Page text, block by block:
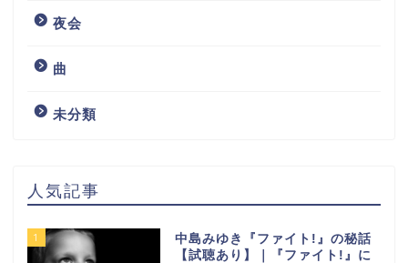
夜会
曲
未分類
人気記事
1
中島みゆき『ファイト!』の秘話
【試聴あり】｜『ファイト!』に